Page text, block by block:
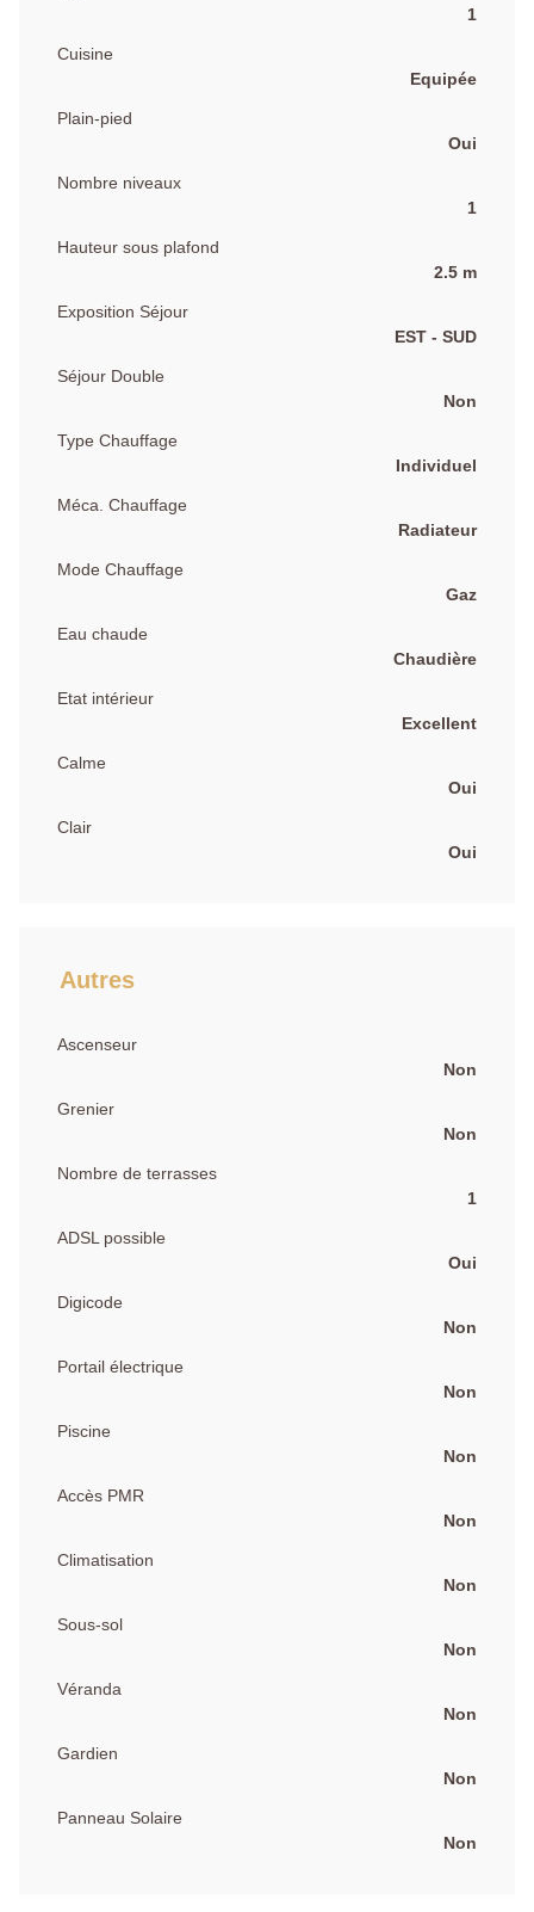
1
Cuisine
Equipée
Plain-pied
Oui
Nombre niveaux
1
Hauteur sous plafond
2.5 m
Exposition Séjour
EST - SUD
Séjour Double
Non
Type Chauffage
Individuel
Méca. Chauffage
Radiateur
Mode Chauffage
Gaz
Eau chaude
Chaudière
Etat intérieur
Excellent
Calme
Oui
Clair
Oui
Autres
Ascenseur
Non
Grenier
Non
Nombre de terrasses
1
ADSL possible
Oui
Digicode
Non
Portail électrique
Non
Piscine
Non
Accès PMR
Non
Climatisation
Non
Sous-sol
Non
Véranda
Non
Gardien
Non
Panneau Solaire
Non